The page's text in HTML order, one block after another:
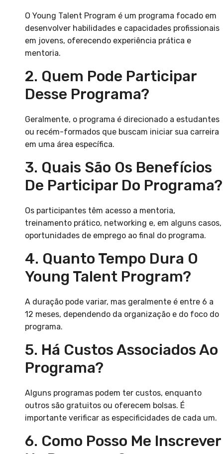
O Young Talent Program é um programa focado em
desenvolver habilidades e capacidades profissionais
em jovens, oferecendo experiência prática e
mentoria.
2. Quem Pode Participar
Desse Programa?
Geralmente, o programa é direcionado a estudantes
ou recém-formados que buscam iniciar sua carreira
em uma área específica.
3. Quais São Os Benefícios
De Participar Do Programa?
Os participantes têm acesso a mentoria,
treinamento prático, networking e, em alguns casos,
oportunidades de emprego ao final do programa.
4. Quanto Tempo Dura O
Young Talent Program?
A duração pode variar, mas geralmente é entre 6 a
12 meses, dependendo da organização e do foco do
programa.
5. Há Custos Associados Ao
Programa?
Alguns programas podem ter custos, enquanto
outros são gratuitos ou oferecem bolsas. É
importante verificar as especificidades de cada um.
6. Como Posso Me Inscrever